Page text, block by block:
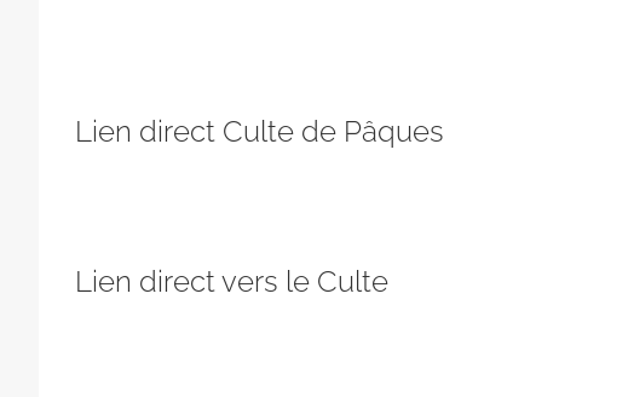
Lien direct Culte de Pâques
Lien direct vers le Culte